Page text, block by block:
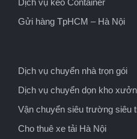
Dịch vụ kéo Container
Gửi hàng TpHCM – Hà Nội
Dịch vụ chuyển nhà trọn gói
Dịch vụ chuyển dọn kho
Vận chuyển siêu trường siêu
Cho thuê xe tải Hà Nội